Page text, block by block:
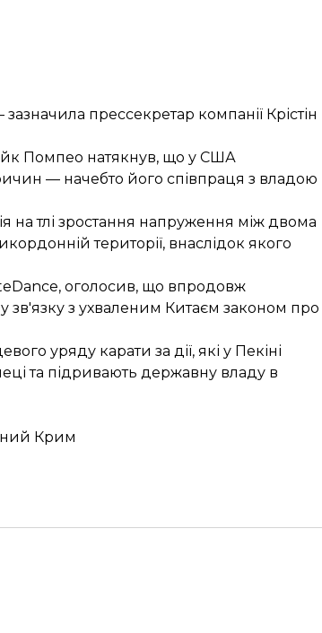
прессекретар компанії Крістін
Помпео натякнув, що у США
— начебто його співпраця з владою
на тлі зростання напруження між двома
території, внаслідок якого
оголосив, що впродовж
у зв'язку з ухваленим Китаєм законом про
уряду карати за дії, які у Пекіні
та підривають державну владу в
Крим